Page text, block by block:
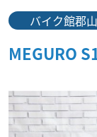
バイク館郡
MEGURO